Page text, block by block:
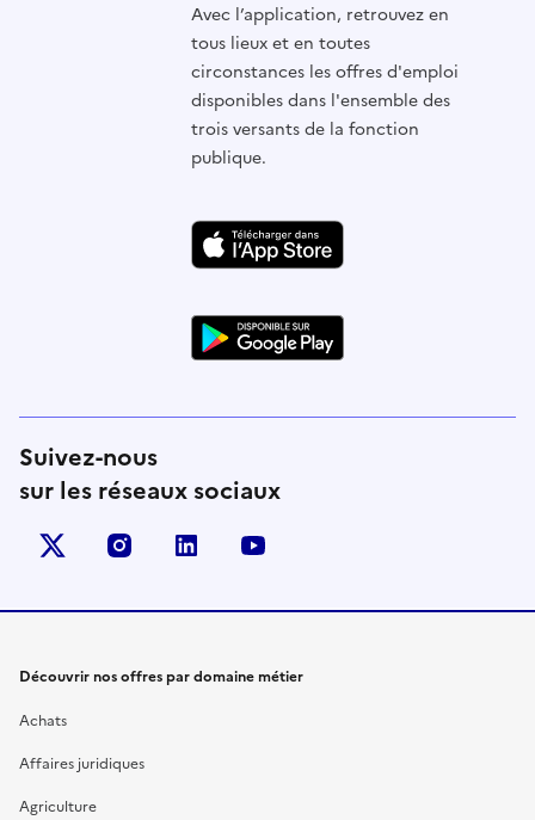
Avec l’application, retrouvez en
tous lieux et en toutes
circonstances les offres d'emploi
disponibles dans l'ensemble des
trois versants de la fonction
publique.
Suivez-nous
sur les réseaux sociaux
X (anciennement Twitter)
instagramlinkedin
Découvrir nos offres par domaine métier
Achats
Affaires juridiques
Agriculture